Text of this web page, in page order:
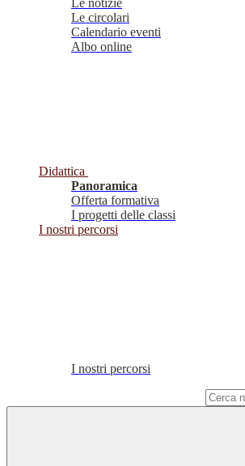
Le notizie
Le circolari
Calendario eventi
Albo online
Didattica
Panoramica
Offerta formativa
I progetti delle classi
I nostri percorsi
I nostri percorsi